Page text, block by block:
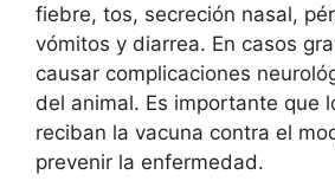
fiebre, tos, secreción nasal,
vómitos y diarrea. En casos
causar complicaciones
del animal. Es importante que
reciban la vacuna contra el
prevenir la enfermedad.